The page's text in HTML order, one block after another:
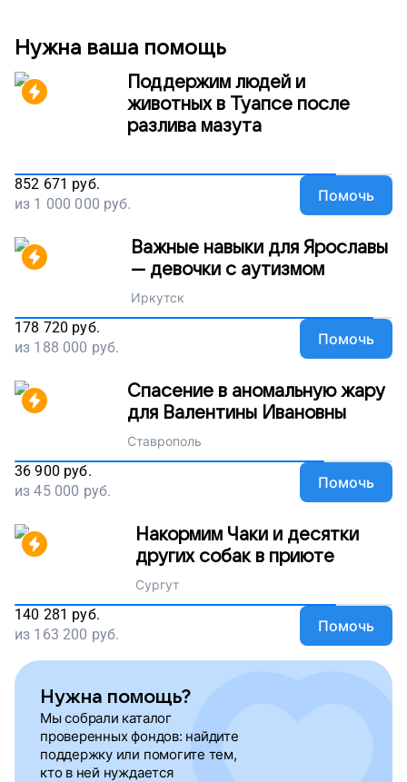
Нужна ваша помощь
Поддержим людей и
животных в Туапсе после
разлива мазута
852 671 руб.
из 1 000 000 руб. Помочь
Важные навыки для Ярославы
— девочки с аутизмом
Иркутск
178 720 руб.
из 188 000 руб. Помочь
Спасение в аномальную жару
для Валентины Ивановны
Ставрополь
36 900 руб.
из45 000 руб. Помочь
Накормим Чаки и десятки
других собак в приюте
Сургут
140 281 руб.
из 163 200 руб. Помочь
Нужна помощь?
Мы собрали каталог
проверенных фондов: найдите
поддержку или помогите тем,
кто в ней нуждается